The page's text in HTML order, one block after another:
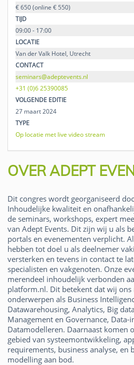
€ 650 (online € 550)
TIJD
09:00 - 17:00
LOCATIE
Van der Valk Hotel, Utrecht
CONTACT
seminars@adeptevents.nl
+31 (0)6 25390085
VOLGENDE EDITIE
27 maart 2024
TYPE
Op locatie met live video stream
OVER ADEPT
Dit congres wordt georganiseerd
Inhoudelijke kwaliteit en
de seminars, workshops, expert
van Adept Events. Dit zijn wij u als
portals en evenementen verplicht.
hebben tot doel u als deelnemer
versterken en tevens in contact te
specialisten en vakgenoten. Onze
merendeel inhoudelijk verbonden
platform.nl. Dit betekent dat wij ons
onderwerpen als Business
Datawarehousing, Analytics, Big
Management en Governance,
Datamodelleren. Daarnaast komen
gebied van systeemontwikkeling,
requirements, business analyse, en
modelling aan bod.